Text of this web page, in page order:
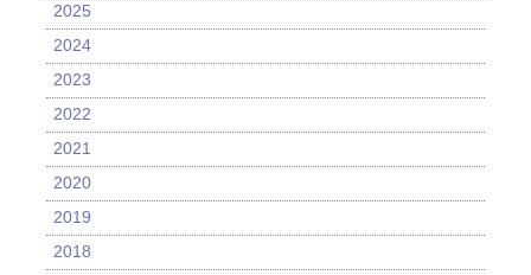
2025
2024
2023
2022
2021
2020
2019
2018